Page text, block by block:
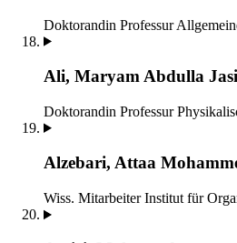
Doktorandin Professur
Ali, Maryam Abdulla
Doktorandin Professur
Alzebari, Attaa
Wiss. Mitarbeiter Institut für